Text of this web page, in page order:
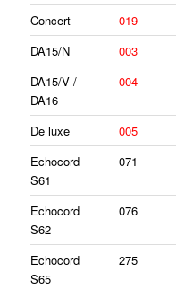
Concert 019
DA15/N
003
DA15/V /
DA16
004
De luxe 005
Echocord
S61
071
Echocord
S62
076
Echocord
S65
275